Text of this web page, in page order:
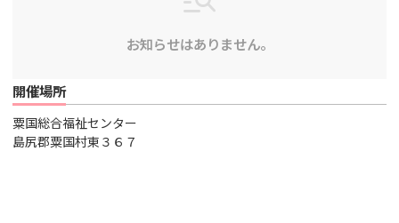
お知らせはありません。
開催場所
粟国総合福祉センター
島尻郡粟国村東３６７